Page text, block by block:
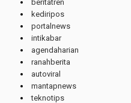
beritatren
kediripos
portalnews
intikabar
agendaharian
ranahberita
autoviral
mantapnews
teknotips